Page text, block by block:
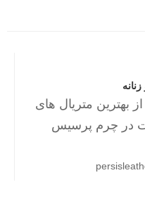
بهترین متریال های
در چرم پرسیس